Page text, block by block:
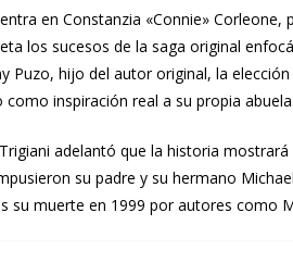
en Constanzia «Connie»
los sucesos de la saga original
Puzo, hijo del autor original, la
como inspiración real a su propia abuela.
adelantó que la historia
su padre y su hermano
su muerte en 1999 por autores como